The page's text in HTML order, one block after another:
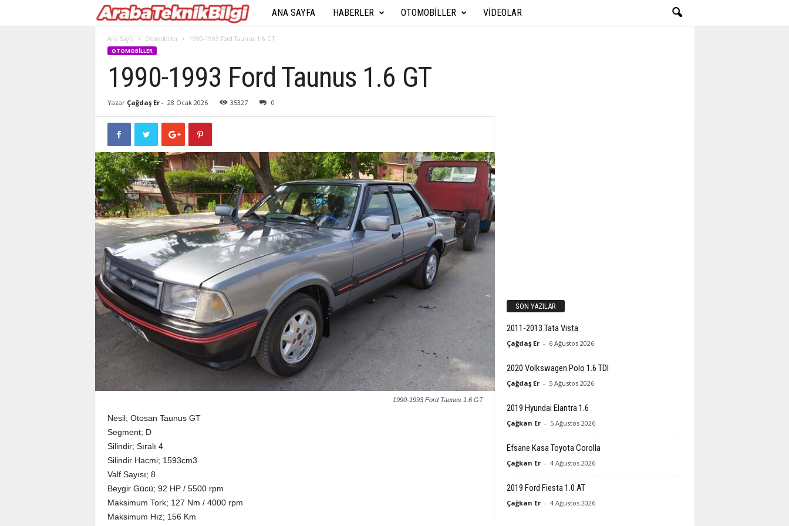
r
a
k
n
k
i
l
ANA SAYFA HABERLER OTOMOBILLER VIDEOLAR
Ana Sayfa Otomobiller 1990-1993 Ford Taunus 1.6 GT
OTOMOBILLER
1990-1993 Ford Taunus 1.6 GT
Yazar Çağdaş Er- 28 Ocak 2026 35327 0
1990-1993 Ford Taunus 1.6 GT
Nesil; Otosan Taunus GT
Segment; D
Silindir; Sıralı 4
Silindir Hacmi; 1593cm3
Valf Sayısı; 8
Beygir Gücü; 92 HP / 5500 rpm
Maksimum Tork; 127 Nm / 4000 rpm
Maksimum Hız; 156 Km
SON YAZILAR
2011-2013 Tata Vista
Çağdaş Er - 6 Ağustos 2026
2020 Volkswagen Polo 1.6 TDI
Çağdaş Er - 5 Ağustos 2026
2019 Hyundai Elantra 1.6
Çağkan Er - 5 Ağustos 2026
Efsane Kasa Toyota Corolla
Çağkan Er - 4 Ağustos 2026
2019 Ford Fiesta 1.0 AT
Çağkan Er - 4 Ağustos 2026